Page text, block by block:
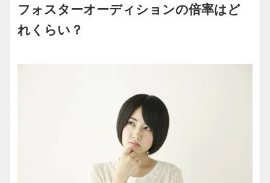
フォスターオーディションの倍率はど
れくらい？